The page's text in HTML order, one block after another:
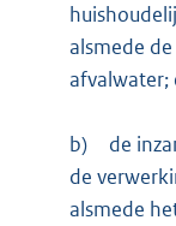
alsmede
afvalwater;
b)
de
de
alsmede